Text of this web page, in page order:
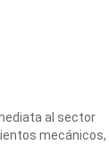
al sector
mecánicos,